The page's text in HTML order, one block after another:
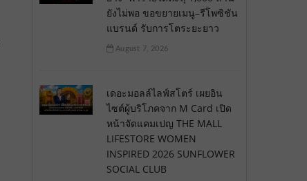
ยังไม่พอ ขอขยายเมนู–รีโพซิชัน
แบรนด์ รับการโตระยะยาว
August 7, 2026
เดอะมอลล์ไลฟ์สโตร์ เผยอิน
ไซต์ผู้บริโภคจาก M Card เปิด
หน้าจัดแคมเปญ THE MALL
LIFESTORE WOMEN
INSPIRED 2026 SUNFLOWER
SOCIAL CLUB